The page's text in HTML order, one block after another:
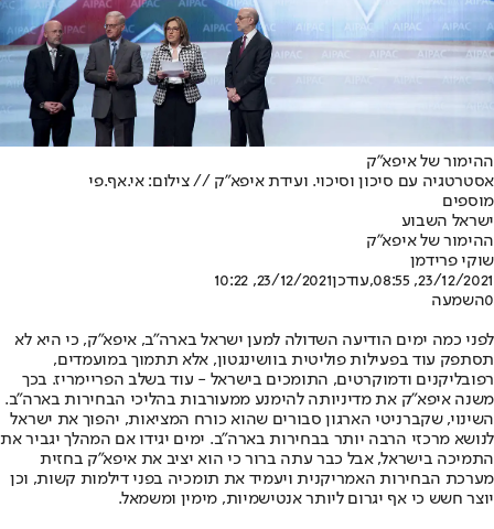
ההימור של איפא"ק
אסטרטגיה עם סיכון וסיכוי. ועידת איפא"ק // צילום: אי.אף.פי
מוספים
ישראל השבוע
ההימור של איפא"ק
שוקי פרידמן
23/12/2021, 08:55
,עודכן23/12/2021, 10:22
0השמעה
לפני כמה ימים הודיעה השדולה למען ישראל בארה"ב, איפא"ק, כי היא לא
תסתפק עוד בפעילות פוליטית בוושינגטון, אלא תתמוך במועמדים,
רפובליקנים ודמוקרטים, התומכים בישראל - עוד בשלב הפריימריז. בכך
משנה איפא"ק את מדיניותה להימנע ממעורבות בהליכי הבחירות בארה"ב.
השינוי, שקברניטי הארגון סבורים שהוא כורח המציאות, יהפוך את ישראל
לנושא מרכזי הרבה יותר בבחירות בארה"ב. ימים יגידו אם המהלך יגביר את
התמיכה בישראל, אבל כבר עתה ברור כי הוא יציב את איפא"ק בחזית
מערכת הבחירות האמריקנית ויעמיד את תומכיה בפני דילמות קשות, וכן
יוצר חשש כי אף יגרום ליותר אנטישמיות, מימין ומשמאל.